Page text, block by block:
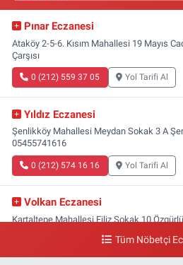
Pınar Eczanesi
Ataköy 2-5-6. Kısım Mahallesi 19 Mayıs
Çarşısı
0 (212) 559 37 05 Yol Tarifi Al
Yıldız Eczanesi
Şenlikköy Mahallesi Meydan Sokak 3 A
05455741616
0 (212) 574 16 16 Yol Tarifi Al
Volkan Eczanesi
Kartaltepe Mahallesi Filiz Sokak 10
Tüm Nöbetçi